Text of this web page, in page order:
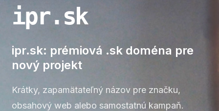
ipr.sk
ipr.sk: prémiová .sk doména pre
nový projekt
Krátky, zapamätateľný názov pre značku,
obsahový web alebo samostatnú kampaň.